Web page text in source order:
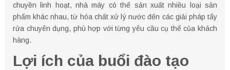
chuyền linh hoạt, nhà máy có thể sản xuất nhiều loại sản
phẩm khác nhau, từ hóa chất xử lý nước đến các giải pháp tẩy
rửa chuyên dụng, phù hợp với từng yêu cầu cụ thể của khách
hàng.
Lợi ích của buổi đào tạo